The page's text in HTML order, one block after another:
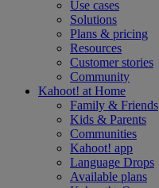
Use cases
Solutions
Plans & pricing
Resources
Customer stories
Community
Kahoot! at Home
Family & Friends
Kids & Parents
Communities
Kahoot! app
Language Drops
Available plans